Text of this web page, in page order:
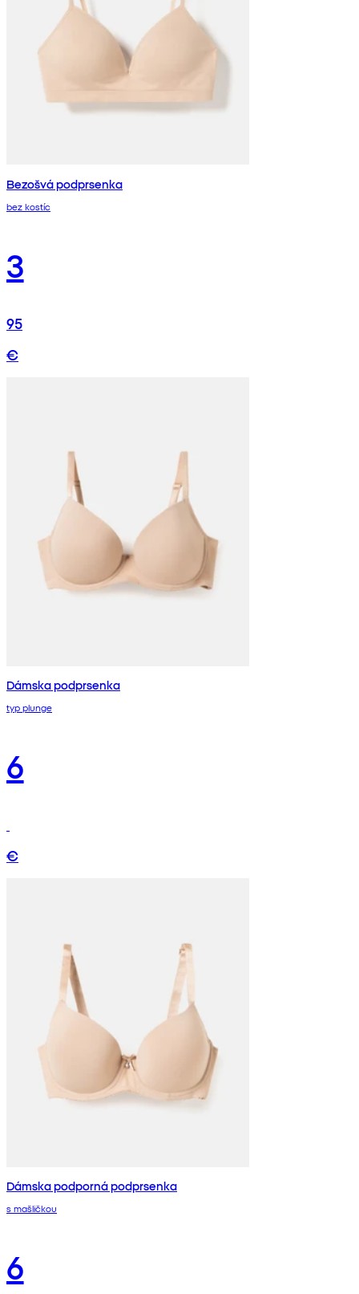
Bezošvá podprsenka
bez kostíc
3
95
€
Dámska podprsenka
typ plunge
6
€
Dámska podporná podprsenka
s mašličkou
6